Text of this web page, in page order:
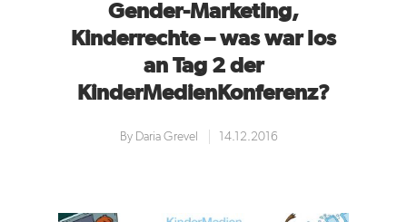
Gender-Marketing,
Kinderrechte – was war los
an Tag 2 der
KinderMedienKonferenz?
By Daria Grevel 14.12.2016